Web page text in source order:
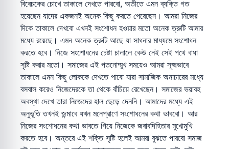
বিবেচকের চোখে তাকালে দেখতে পারবো, অতীতে এমন ব্যক্তি গত
হয়েছেন যাদের একজনই অনেক কিছু করতে পেরেছেন। আমরা নিজের
দিকে তাকালে দেখবো এখনই সংশোধন হওয়ার মতো অনেক ত্রুটি আমার
মধ্যে রয়েছে। এমন অনেক ত্রুটি আছে যা সাধনার মাধ্যমে সংশোধন
করতে হবে। নিজে সংশোধনের চেষ্টা চালালে কেউ নেই সেই পথে বাধা
সৃষ্টি করার মতো। সমাজের এই পতনোম্মুখ সময়েও আমরা সূক্ষ্মভাবে
তাকালে এমন কিছু লোককে দেখতে পাবো যারা সামাজিক অনাচারের মধ্যে
বসবাস করেও নিজেদেরকে তা থেকে বাঁচিয়ে রেখেছেন। সমাজের ভয়াবহ
অবস্থা দেখে তারা নিজেদের হাল ছেড়ে দেননি। আমাদের মধ্যে এই
অনুভূতি তখনই জন্মাবে যখন মনেপ্রাণে সংশোধনের কথা ভাববো। আর
নিজের সংশোধনের কথা ভাবতে গিয়ে নিজেকে জবাবদিহিতার মুখোমুখি
করতে হবে। অন্তরে এই শক্তি সৃষ্টি হলেই আমরা বুঝতে পারবো সমাজ